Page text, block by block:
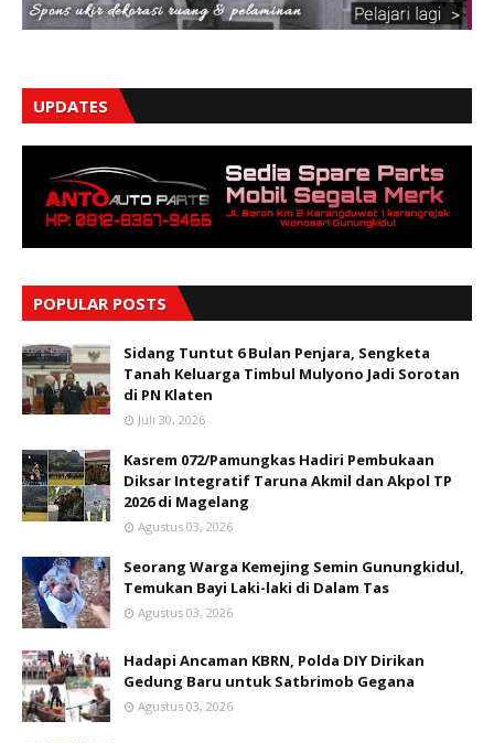
UPDATES
POPULAR POSTS
Sidang Tuntut 6 Bulan Penjara, Sengketa
Tanah Keluarga Timbul Mulyono Jadi Sorotan
di PN Klaten
Juli 30, 2026
Kasrem 072/Pamungkas Hadiri Pembukaan
Diksar Integratif Taruna Akmil dan Akpol TP
2026 di Magelang
Agustus 03, 2026
Seorang Warga Kemejing Semin Gunungkidul,
Temukan Bayi Laki-laki di Dalam Tas
Agustus 03, 2026
Hadapi Ancaman KBRN, Polda DIY Dirikan
Gedung Baru untuk Satbrimob Gegana
Agustus 03, 2026